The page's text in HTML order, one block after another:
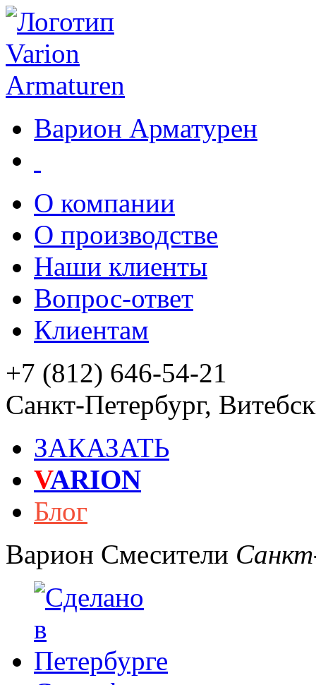
Варион Арматурен
О компании
О производстве
Наши клиенты
Вопрос-ответ
Клиентам
+7 (812) 646-54-21
Санкт-Петербург,
ЗАКАЗАТЬ
VARION
Блог
Варион Смесители